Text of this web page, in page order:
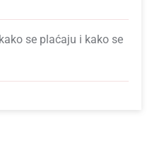
se plaćaju i kako se